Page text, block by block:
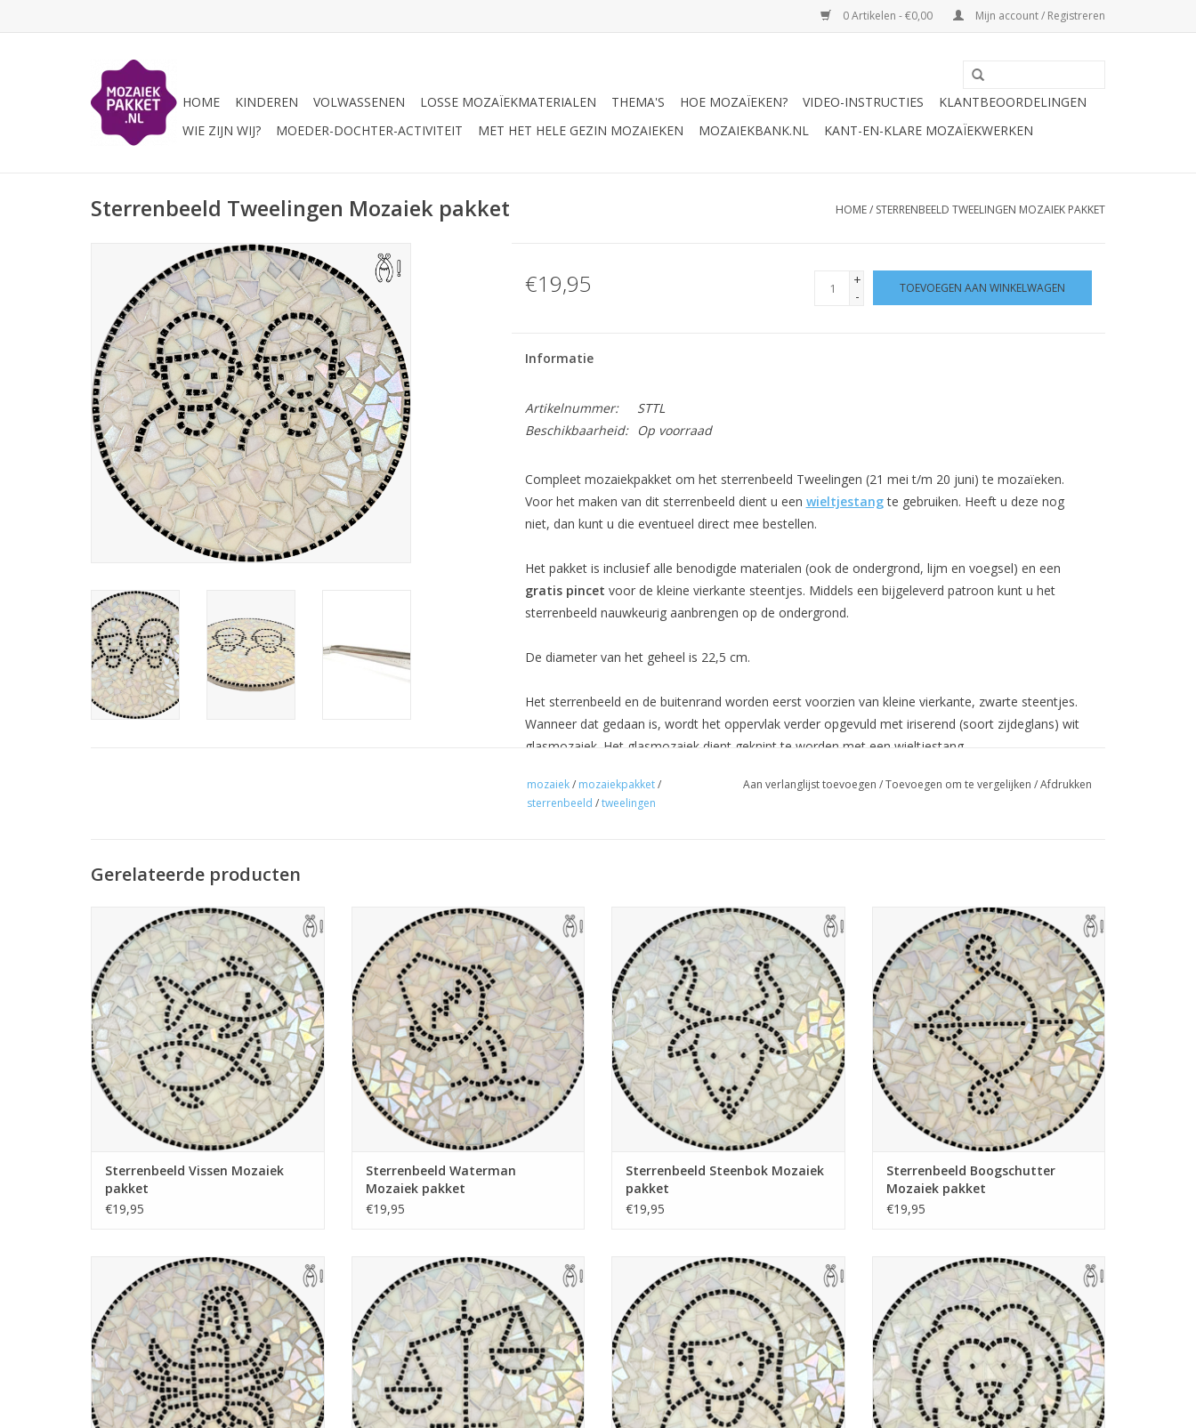
0 Artikelen - €0,00 Mijn account / Registreren
HOME KINDEREN VOLWASSENEN LOSSE MOZAÏEKMATERIALEN THEMA'S HOE MOZAÏEKEN? VIDEO-INSTRUCTIES
KLANTBEOORDELINGEN
WIE ZIJN WIJ?
MOEDER-DOCHTER-ACTIVITEIT MET HET HELE GEZIN MOZAIEKEN MOZAIEKBANK.NL KANT-EN-KLARE MOZAÏEKWERKEN
Sterrenbeeld Tweelingen Mozaiek pakket HOME/ STERRENBEELD TWEELINGEN MOZAIEK PAKKET
€19,95
+
-
TOEVOEGEN AAN WINKELWAGEN
Informatie
Artikelnummer:
STTL
Beschikbaarheid:
Op voorraad
Compleet mozaiekpakket om het sterrenbeeld Tweelingen (21 mei t/m 20 juni) te mozaïeken.
Voor het maken van dit sterrenbeeld dient u een wieltjestangte gebruiken. Heeft u deze nog
niet, dan kunt u die eventueel direct mee bestellen.
Het pakket is inclusief alle benodigde materialen (ook de ondergrond, lijm en voegsel) en een
gratis pincet voor de kleine vierkante steentjes. Middels een bijgeleverd patroon kunt u het
sterrenbeeld nauwkeurig aanbrengen op de ondergrond.
De diameter van het geheel is 22,5 cm.
Het sterrenbeeld en de buitenrand worden eerst voorzien van kleine vierkante, zwarte steentjes.
Wanneer dat gedaan is, wordt het oppervlak verder opgevuld met iriserend (soort zijdeglans) wit
glasmozaiek. Het glasmozaiek dient geknipt te worden met een wieltjestang.
Het beplakken van de ondergrond met de mozaïekstenen duurt ongeveer 2 uur. De droogtijd,
voordat er ingevoegd mag worden, is ook 2 uur. Het invoegen en schoonmaken duurt alles bij
mozaiek/ mozaiekpakket/
sterrenbeeld /tweelingen
Aan verlanglijst toevoegen /Toevoegen om te vergelijken /Afdrukken
Gerelateerde producten
Compleet mozaïekpakket. Te gebruiken
als pannen-onderzetter, theelichthouder,
wandbord of hapjesplank. Met gratis
handige pincet. Wieltjestang nodig, deze is
evt. mee te bestellen.
TOEVOEGEN AAN WINKELWAGEN
Sterrenbeeld Vissen Mozaiek
pakket
€19,95
Compleet mozaïekpakket. Te gebruiken
als pannen-onderzetter, theelichthouder,
wandbord of hapjesplank. Met gratis
handige pincet. Wieltjestang nodig, deze is
evt. mee te bestellen.
TOEVOEGEN AAN WINKELWAGEN
Sterrenbeeld Waterman
Mozaiek pakket
€19,95
Compleet mozaïekpakket. Te gebruiken
als pannen-onderzetter, theelichthouder,
wandbord of hapjesplank. Met gratis
handige pincet. Wieltjestang nodig, deze is
evt. mee te bestellen.
TOEVOEGEN AAN WINKELWAGEN
Sterrenbeeld Steenbok Mozaiek
pakket
€19,95
Compleet mozaïekpakket. Te gebruiken
als pannen-onderzetter, theelichthouder,
wandbord of hapjesplank. Met gratis
handige pincet. Wieltjestang nodig, deze is
evt. mee te bestellen.
TOEVOEGEN AAN WINKELWAGEN
Sterrenbeeld Boogschutter
Mozaiek pakket
€19,95
Compleet mozaïekpakket. Te gebruiken
als pannen-onderzetter, theelichthouder,
wandbord of hapjesplank. Met gratis
handige pincet. Wieltjestang nodig, deze is
evt. mee te bestellen.
TOEVOEGEN AAN WINKELWAGEN
Compleet mozaïekpakket. Te gebruiken
als pannen-onderzetter, theelichthouder,
wandbord of hapjesplank. Met gratis
handige pincet. Wieltjestang nodig, deze is
evt. mee te bestellen.
TOEVOEGEN AAN WINKELWAGEN
Compleet mozaïekpakket. Te gebruiken
als pannen-onderzetter, theelichthouder,
wandbord of hapjesplank. Met gratis
handige pincet. Wieltjestang nodig, deze is
evt. mee te bestellen.
TOEVOEGEN AAN WINKELWAGEN
Compleet mozaïekpakket. Te gebruiken
als pannen-onderzetter, theelichthouder,
wandbord of hapjesplank. Met gratis
handige pincet. Wieltjestang nodig, deze is
evt. mee te bestellen.
TOEVOEGEN AAN WINKELWAGEN